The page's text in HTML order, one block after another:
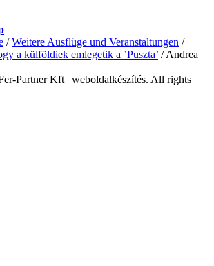
/Weitere Ausflüge und Veranstaltungen /
a külföldiek emlegetik a ’Puszta’ /Andrea
Partner Kft | weboldalkészítés. All rights